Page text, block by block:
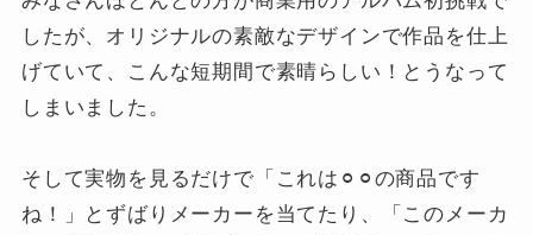
したが、オリジナルの素敵なデザインで作品を仕上
げていて、こんな短期間で素晴らしい！とうなって
しまいました。
そして実物を見るだけで「これは⚪︎⚪︎の商品です
ね！」とずばりメーカーを当てたり、「このメーカ